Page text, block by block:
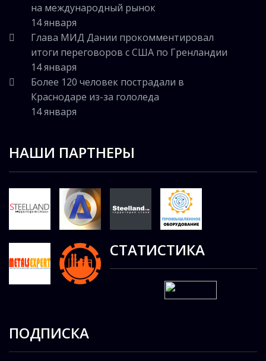
на международный рынок
14 января
Глава МИД Дании прокомментировал
итоги переговоров с США по Гренландии
14 января
Более 120 человек пострадали в
Краснодаре из-за гололеда
14 января
НАШИ ПАРТНЕРЫ
СТАТИСТИКА
ПОДПИСКА